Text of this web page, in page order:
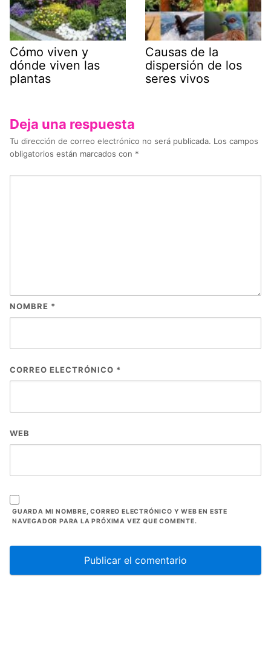
Cómo viven y
dónde viven las
plantas
Causas de la
dispersión de los
seres vivos
Deja una respuesta
Tu dirección de correo electrónico no será publicada. Los campos
obligatorios están marcados con *
NOMBRE *
CORREO ELECTRÓNICO *
WEB
GUARDA MI NOMBRE, CORREO ELECTRÓNICO Y WEB EN ESTE
NAVEGADOR PARA LA PRÓXIMA VEZ QUE COMENTE.